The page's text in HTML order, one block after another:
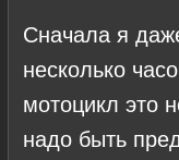
Сначала я
несколько
мотоцикл это
надо быть